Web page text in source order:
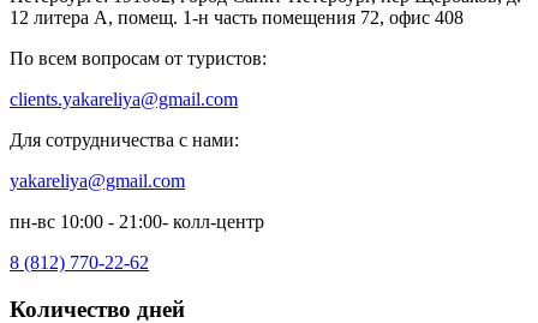
12 литера А, помещ. 1-н часть помещения 72, офис 408
По всем вопросам от туристов:
clients.yakareliya@gmail.com
Для сотрудничества с нами:
yakareliya@gmail.com
пн-вс 10:00 - 21:00- колл-центр
8 (812) 770-22-62
Количество дней